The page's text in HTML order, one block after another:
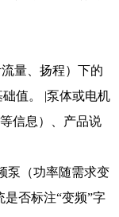
量、扬程）下的
值。 |泵体或电机
信息）、产品说
泵（功率随需求变
否标注“变频”字